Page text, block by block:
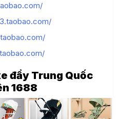
đẩy Trung Quốc
1688